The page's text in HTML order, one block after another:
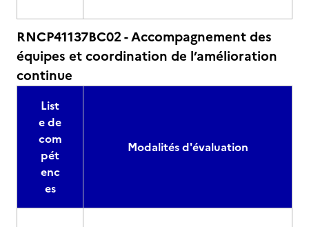
RNCP41137BC02 - Accompagnement des
équipes et coordination de l’amélioration
continue
List
e de
com
pét
enc
es
Modalités d'évaluation